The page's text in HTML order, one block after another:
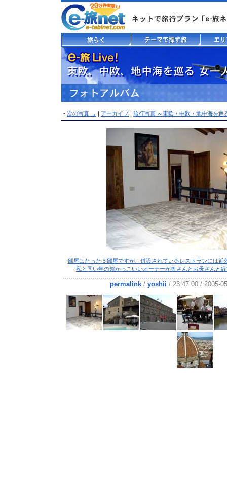
- 次の写真 → | アーカイブ | 旅行写真 ～東欧・中欧・地中海を巡
部屋はたった５部屋ですが、併設されているレストランには近
私と同い年の超かっこいいオーナーが奥さんとお母さんと
permalink / yoshii / 23:47:00 / 2005-